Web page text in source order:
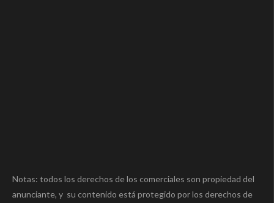
Notas: todos los derechos de los comerciales son propiedad del
anunciante, y su contenido está protegido por los derechos de